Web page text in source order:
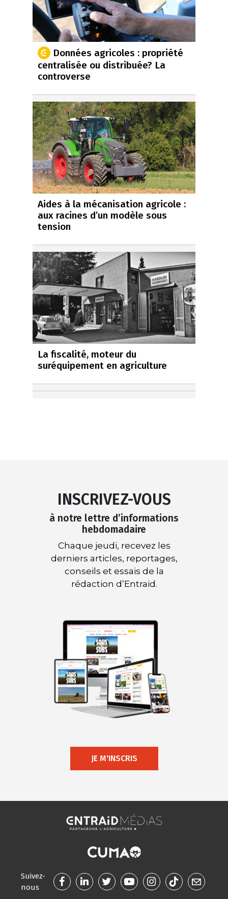
Données agricoles : propriété
centralisée ou distribuée? La
controverse
Aides à la mécanisation agricole :
aux racines d’un modèle sous
tension
La fiscalité, moteur du
suréquipement en agriculture
INSCRIVEZ-VOUS
à notre lettre d’informations
hebdomadaire
Chaque jeudi, recevez les
derniers articles, reportages,
conseils et essais de la
rédaction d’Entraid.
JE M'INSCRIS
Suivez-
nous